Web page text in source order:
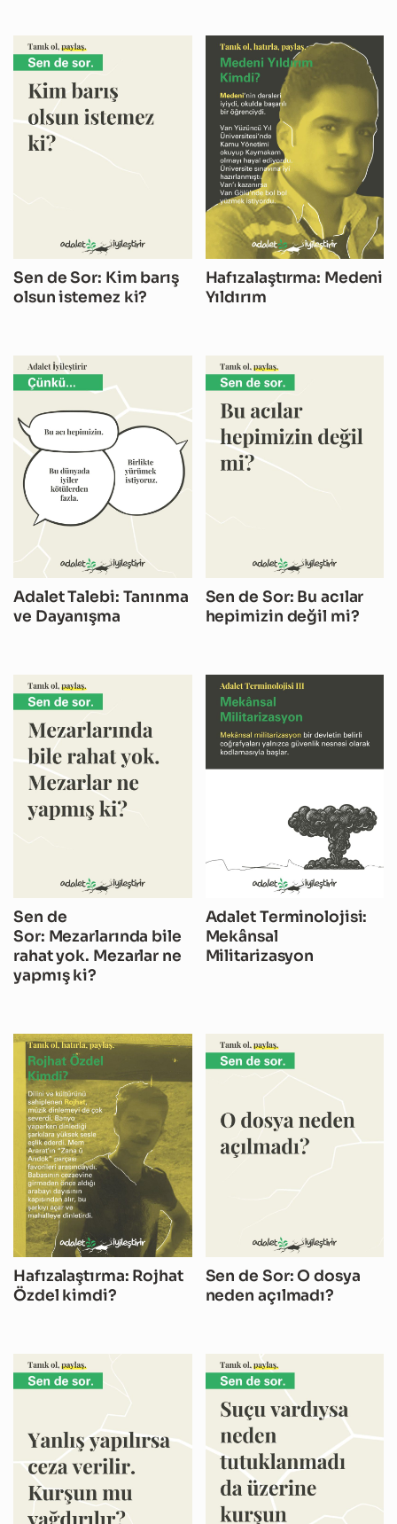
Sen de Sor: Kim barış
olsun istemez ki?
Hafızalaştırma: Medeni
Yıldırım
Adalet Talebi: Tanınma
ve Dayanışma
Sen de Sor: Bu acılar
hepimizin değil mi?
Sen de
Sor: Mezarlarında bile
rahat yok. Mezarlar ne
yapmış ki?
Adalet Terminolojisi:
Mekânsal
Militarizasyon
Hafızalaştırma: Rojhat
Özdel kimdi?
Sen de Sor: O dosya
neden açılmadı?